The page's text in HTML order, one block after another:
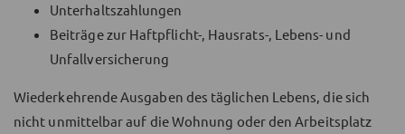
Unterhaltszahlungen
Beiträge zur Haftpflicht-, Hausrats-, Lebens- und
Unfallversicherung
Wiederkehrende Ausgaben des täglichen Lebens, die sich
nicht unmittelbar auf die Wohnung oder den Arbeitsplatz